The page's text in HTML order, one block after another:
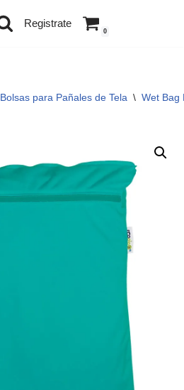
Registrate
0
Bolsas para Pañales de Tela \ Wet Bag